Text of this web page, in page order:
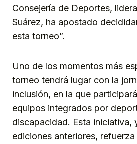
Consejería de Deportes,
Suárez, ha apostado
esta torneo”.
Uno de los momentos más
torneo tendrá lugar con la
inclusión, en la que
equipos integrados por
discapacidad. Esta iniciativa,
ediciones anteriores,